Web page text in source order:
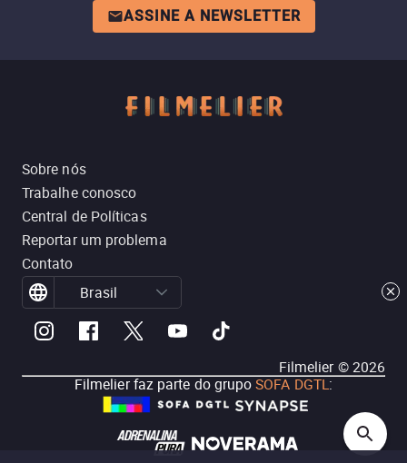
ASSINE A NEWSLETTER
Sobre nós
Trabalhe conosco
Central de Políticas
Reportar um problema
Contato
Brasil
Filmelier ©2026
Filmelier faz parte do grupoSOFA DGTL: